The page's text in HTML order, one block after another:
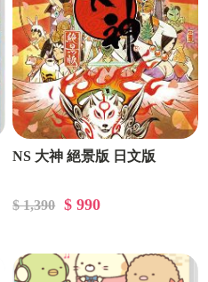
NS 大神 絕景版 日文版
$ 1,390 $ 990